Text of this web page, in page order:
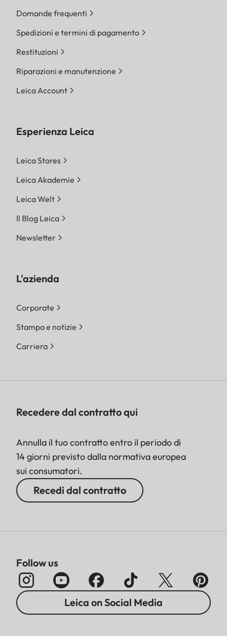
Domande frequenti
Spedizioni e termini di pagamento
Restituzioni
Riparazioni e manutenzione
Leica Account
Esperienza Leica
Leica Stores
Leica Akademie
Leica Welt
Il Blog Leica
Newsletter
L'azienda
Corporate
Stampa e notizie
Carriera
Recedere dal contratto qui
Annulla il tuo contratto entro il periodo di
14 giorni previsto dalla normativa europea
sui consumatori.
Recedi dal contratto
Follow us
Leica on Social Media